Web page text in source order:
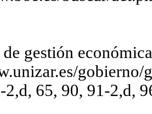
gestión económica
gobierno/
65, 90, 91-2,d,